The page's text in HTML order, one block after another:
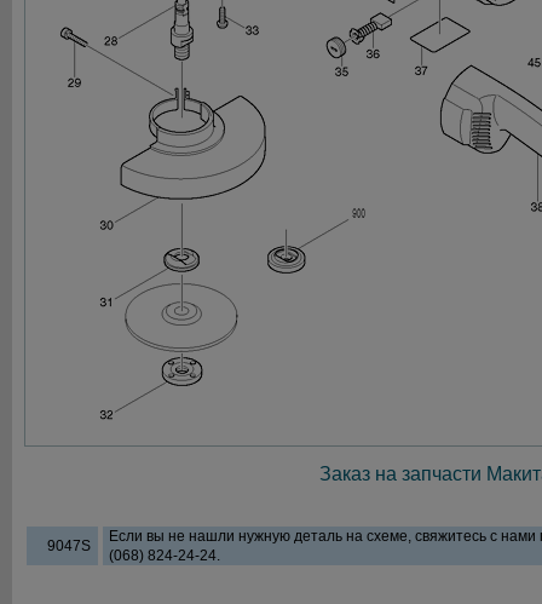
Заказ на запчасти
9047S
Если вы не нашли нужную деталь на схеме, свяжитесь с
(068) 824-24-24.